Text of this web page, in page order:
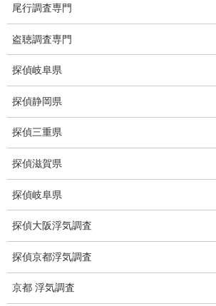
電磁波とは
ストーカー調査
待ち伏せ
盗撮犯防止対策調査
痴漢防止対策調査
下着窃盗犯防止対策調査
猫犬の捜索
尾行調査専門
盗聴調査専門
探偵岐阜県
探偵静岡県
探偵三重県
探偵滋賀県
探偵岐阜県
探偵大阪浮気調査
探偵京都浮気調査
京都 浮気調査